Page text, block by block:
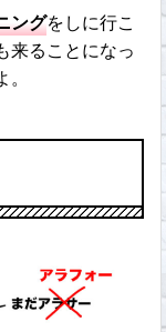
ングをしに行こ
来ることになっ